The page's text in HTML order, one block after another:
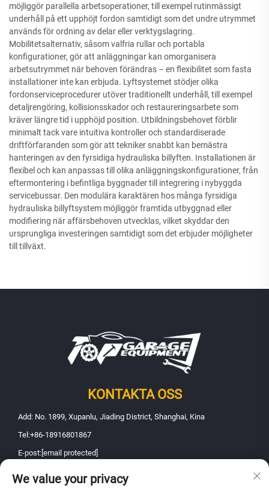
möjliggör parallella arbetsoperationer, till exempel rutinmässigt
underhåll på ett upphöjt fordon samtidigt som det undre utrymmet
används för ordning av delar eller verktygslagring.
Mobilitetsalternativ, såsom valfria rullar och portabla
konfigurationer, gör att anläggningar kan omorganisera
arbetsutrymmet när behoven förändras – en flexibilitet som fasta
installationer inte kan erbjuda. Lyftsystemet stödjer olika
fordonserviceprocedurer utöver traditionellt underhåll, till exempel
detaljrengöring, kollisionsskador och restaureringsarbete som
kräver längre tid i upphöjd position. Utbildningsbehovet förblir
minimalt tack vare intuitiva kontroller och standardiserade
driftförfaranden som gör att tekniker snabbt kan bemästra
hanteringen av den fyrsidiga hydrauliska billyften. Installationen är
flexibel och kan anpassas till olika anläggningskonfigurationer, från
eftermontering i befintliga byggnader till integrering i nybyggda
servicebussar. Den modulära karaktären hos många fyrsidiga
hydrauliska billyftsystem möjliggör framtida utbyggnad eller
modifiering när affärsbehoven utvecklas, vilket skyddar den
ursprungliga investeringen samtidigt som det erbjuder möjligheter
till tillväxt.
KONTAKTA OSS
Add: No. 1899, Xupanlu, Jiading District, Shanghai, Kina
Tel:+86-18916801867
E-post: [email protected]
We value your privacy